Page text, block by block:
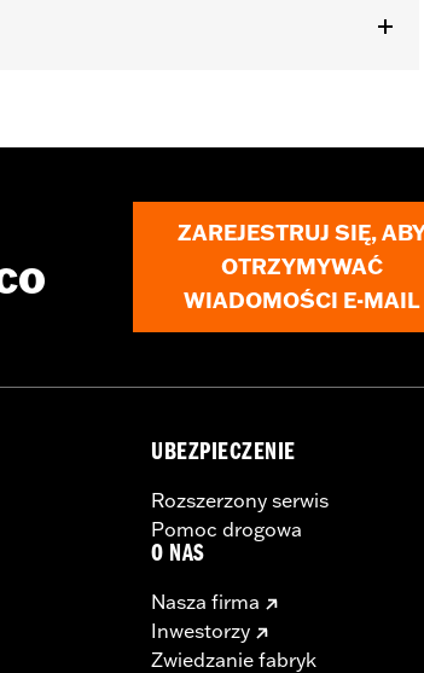
ZAREJESTRUJ SIĘ,
OTRZYMYWAĆ
WIADOMOŚCI E-MAIL
UBEZPIECZENIE
Rozszerzony serwis
Pomoc drogowa
O NAS
Nasza firma
Inwestorzy
Zwiedzanie fabryk